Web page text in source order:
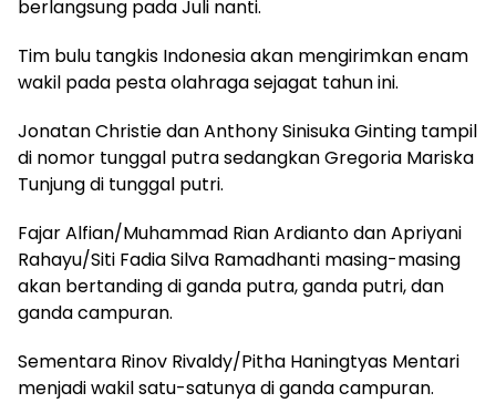
berlangsung pada Juli nanti.
Tim bulu tangkis Indonesia akan mengirimkan enam
wakil pada pesta olahraga sejagat tahun ini.
Jonatan Christie dan Anthony Sinisuka Ginting tampil
di nomor tunggal putra sedangkan Gregoria Mariska
Tunjung di tunggal putri.
Fajar Alfian/Muhammad Rian Ardianto dan Apriyani
Rahayu/Siti Fadia Silva Ramadhanti masing-masing
akan bertanding di ganda putra, ganda putri, dan
ganda campuran.
Sementara Rinov Rivaldy/Pitha Haningtyas Mentari
menjadi wakil satu-satunya di ganda campuran.